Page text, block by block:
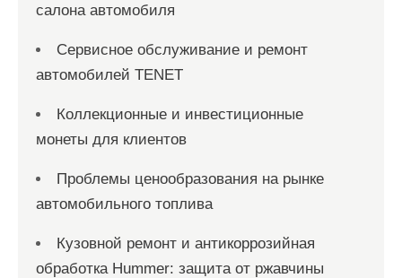
салона автомобиля
Сервисное обслуживание и ремонт
автомобилей TENET
Коллекционные и инвестиционные
монеты для клиентов
Проблемы ценообразования на рынке
автомобильного топлива
Кузовной ремонт и антикоррозийная
обработка Hummer: защита от ржавчины